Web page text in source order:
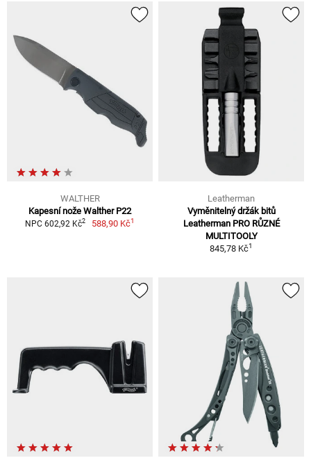
WALTHER
Kapesní nože Walther P22
NPC 602,92 Kč2 588,90 Kč1
Leatherman
Vyměnitelný držák bitů
Leatherman PRO RŮZNÉ
MULTITOOLY
845,78 Kč1